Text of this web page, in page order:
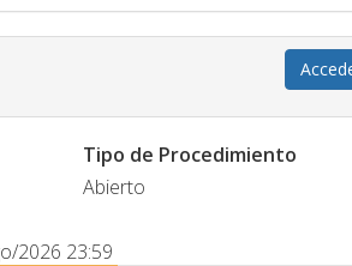
Tipo de Procedimiento
Abierto
2026 23:59